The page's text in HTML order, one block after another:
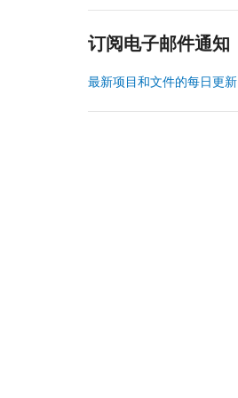
订阅电子邮件通知
最新项目和文件的每日更新